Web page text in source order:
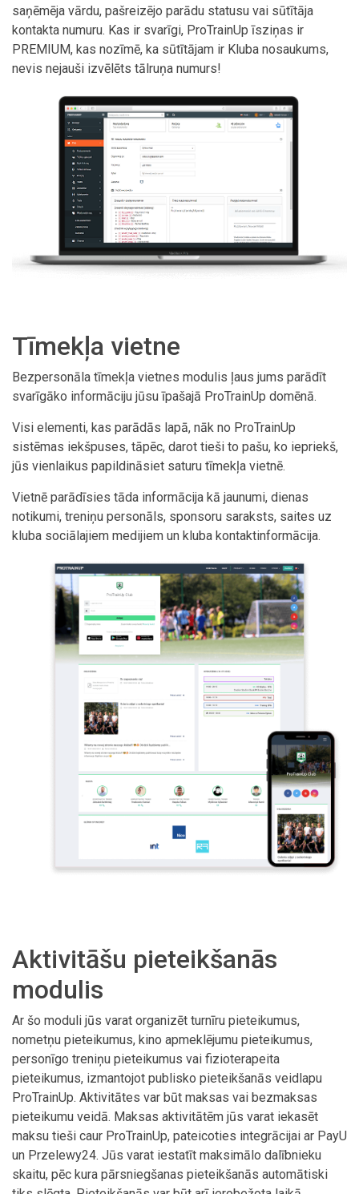
saņēmēja vārdu, pašreizējo parādu statusu vai sūtītāja
kontakta numuru. Kas ir svarīgi, ProTrainUp īsziņas ir
PREMIUM, kas nozīmē, ka sūtītājam ir Kluba nosaukums,
nevis nejauši izvēlēts tālruņa numurs!
Tīmekļa vietne
Bezpersonāla tīmekļa vietnes modulis ļaus jums parādīt
svarīgāko informāciju jūsu īpašajā ProTrainUp domēnā.
Visi elementi, kas parādās lapā, nāk no ProTrainUp
sistēmas iekšpuses, tāpēc, darot tieši to pašu, ko iepriekš,
jūs vienlaikus papildināsiet saturu tīmekļa vietnē.
Vietnē parādīsies tāda informācija kā jaunumi, dienas
notikumi, treniņu personāls, sponsoru saraksts, saites uz
kluba sociālajiem medijiem un kluba kontaktinformācija.
Aktivitāšu pieteikšanās
modulis
Ar šo moduli jūs varat organizēt turnīru pieteikumus,
nometņu pieteikumus, kino apmeklējumu pieteikumus,
personīgo treniņu pieteikumus vai fizioterapeita
pieteikumus, izmantojot publisko pieteikšanās veidlapu
ProTrainUp. Aktivitātes var būt maksas vai bezmaksas
pieteikumu veidā. Maksas aktivitātēm jūs varat iekasēt
maksu tieši caur ProTrainUp, pateicoties integrācijai ar PayU
un Przelewy24. Jūs varat iestatīt maksimālo dalībnieku
skaitu, pēc kura pārsniegšanas pieteikšanās automātiski